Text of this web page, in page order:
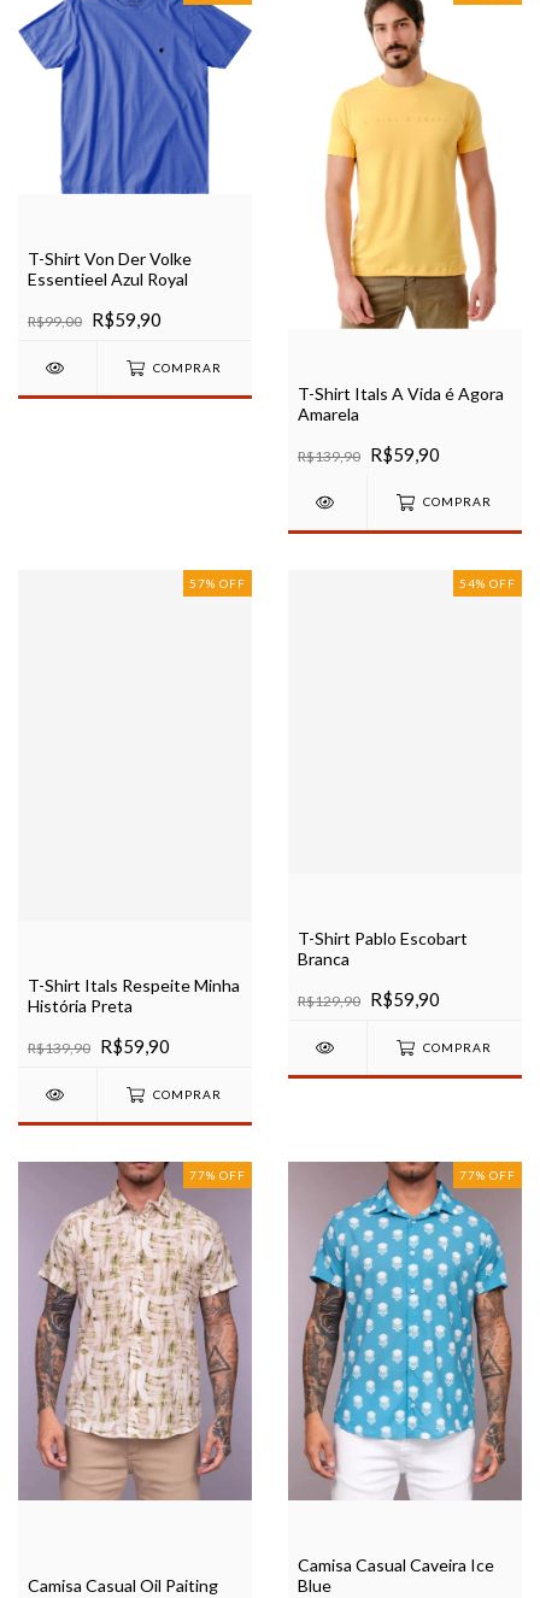
T-Shirt Von Der Volke
Essentieel Azul Royal
R$99,00 R$59,90
COMPRAR
T-Shirt Itals A Vida é Agora
Amarela
R$139,90 R$59,90
COMPRAR
57% OFF
T-Shirt Itals Respeite Minha
História Preta
R$139,90 R$59,90
COMPRAR
54% OFF
T-Shirt Pablo Escobart
Branca
R$129,90 R$59,90
COMPRAR
77% OFF
Camisa Casual Oil Paiting
77% OFF
Camisa Casual Caveira Ice
Blue